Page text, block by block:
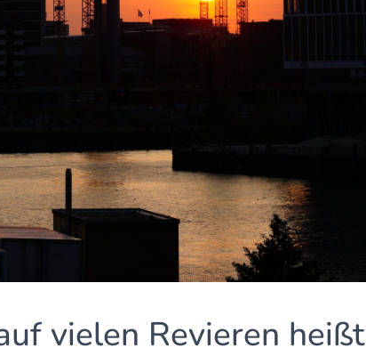
vielen Revieren